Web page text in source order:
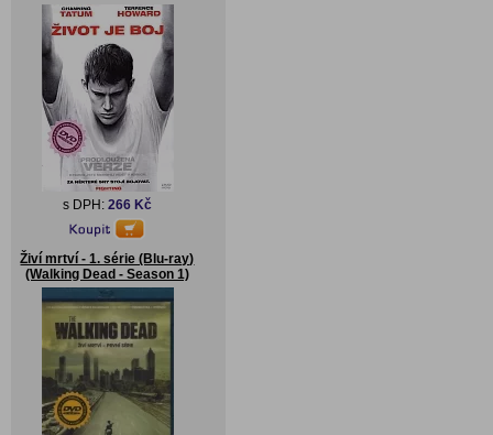
s DPH: 266 Kč
Živí mrtví - 1. série (Blu-ray)
(Walking Dead - Season 1)